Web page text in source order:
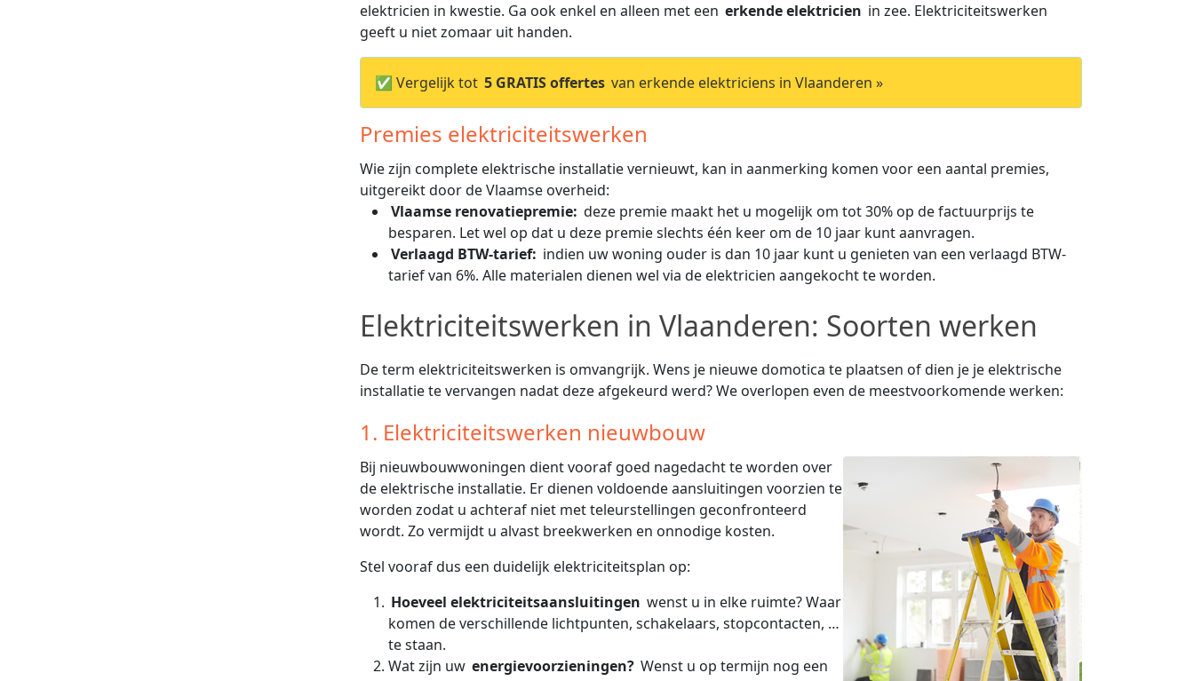
elektricien in kwestie. Ga ook enkel en alleen met een erkende elektricien in zee. Elektriciteitswerken
geeft u niet zomaar uit handen.
✅ Vergelijk tot 5 GRATIS offertes van erkende elektriciens in Vlaanderen »
Premies elektriciteitswerken
Wie zijn complete elektrische installatie vernieuwt, kan in aanmerking komen voor een aantal premies,
uitgereikt door de Vlaamse overheid:
Vlaamse renovatiepremie: deze premie maakt het u mogelijk om tot 30% op de factuurprijs te
besparen. Let wel op dat u deze premie slechts één keer om de 10 jaar kunt aanvragen.
Verlaagd BTW-tarief: indien uw woning ouder is dan 10 jaar kunt u genieten van een verlaagd BTW-
tarief van 6%. Alle materialen dienen wel via de elektricien aangekocht te worden.
Elektriciteitswerken in Vlaanderen: Soorten werken
De term elektriciteitswerken is omvangrijk. Wens je nieuwe domotica te plaatsen of dien je je elektrische
installatie te vervangen nadat deze afgekeurd werd? We overlopen even de meestvoorkomende werken:
1. Elektriciteitswerken nieuwbouw
Bij nieuwbouwwoningen dient vooraf goed nagedacht te worden over
de elektrische installatie. Er dienen voldoende aansluitingen voorzien te
worden zodat u achteraf niet met teleurstellingen geconfronteerd
wordt. Zo vermijdt u alvast breekwerken en onnodige kosten.
Stel vooraf dus een duidelijk elektriciteitsplan op:
Hoeveel elektriciteitsaansluitingen wenst u in elke ruimte? Waar
komen de verschillende lichtpunten, schakelaars, stopcontacten, …
te staan.
Wat zijn uw energievoorzieningen? Wenst u op termijn nog een